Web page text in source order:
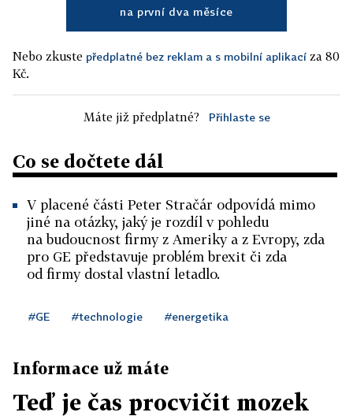
na první dva měsíce
Nebo zkuste předplatné bez reklam a s mobilní aplikací za 80
Kč.
Máte již předplatné? Přihlaste se
Co se dočtete dál
V placené části Peter Stračár odpovídá mimo
jiné na otázky, jaký je rozdíl v pohledu
na budoucnost firmy z Ameriky a z Evropy, zda
pro GE představuje problém brexit či zda
od firmy dostal vlastní letadlo.
#GE #technologie #energetika
Informace už máte
Teď je čas procvičit mozek